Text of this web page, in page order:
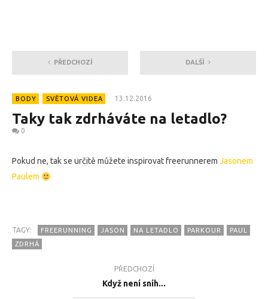
PŘEDCHOZÍ DALŠÍ
BODY SVĚTOVÁ VIDEA 13.12.2016
Taky tak zdrháváte na letadlo?
0
Pokud ne, tak se určitě můžete inspirovat freerunnerem Jasonem
Paulem
TAGY: FREERUNNING JASON NA LETADLO PARKOUR
PAUL
ZDRHÁ
PŘEDCHOZÍ
Když není sníh...